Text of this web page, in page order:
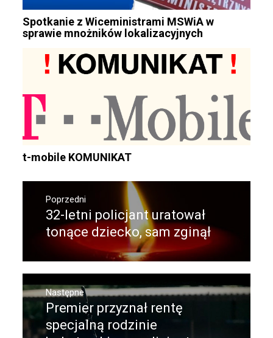
Spotkanie z Wiceministrami MSWiA w
sprawie mnożników lokalizacyjnych
t-mobile KOMUNIKAT
Nawigacja
wpisuPoprzedni
Poprzedni
wpis:
32-letni policjant uratował
tonące dziecko, sam zginął
Następne
Następny
post:
Premier przyznał rentę
specjalną rodzinie